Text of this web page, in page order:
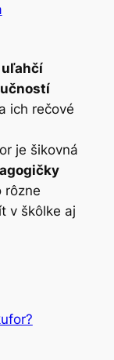
uľahčí
ich rečové
je šikovná
rôzne
v škôlke aj